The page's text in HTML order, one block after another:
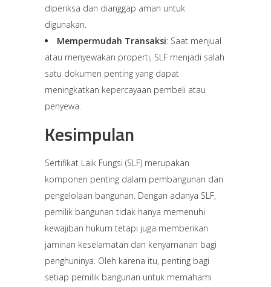
diperiksa dan dianggap aman untuk
digunakan.
Mempermudah Transaksi: Saat menjual
atau menyewakan properti, SLF menjadi salah
satu dokumen penting yang dapat
meningkatkan kepercayaan pembeli atau
penyewa.
Kesimpulan
Sertifikat Laik Fungsi (SLF) merupakan
komponen penting dalam pembangunan dan
pengelolaan bangunan. Dengan adanya SLF,
pemilik bangunan tidak hanya memenuhi
kewajiban hukum tetapi juga memberikan
jaminan keselamatan dan kenyamanan bagi
penghuninya. Oleh karena itu, penting bagi
setiap pemilik bangunan untuk memahami